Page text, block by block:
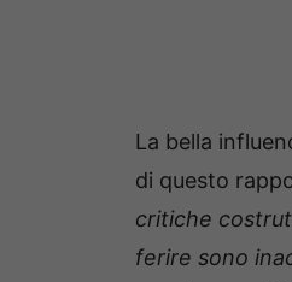
La bella
di questo
critiche
ferire sono